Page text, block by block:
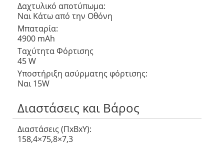
Δαχτυλικό αποτύπωμα:
Ναι Κάτω από την Οθόνη
Μπαταρία:
4900 mAh
Ταχύτητα Φόρτισης
45 W
Υποστήριξη ασύρματης φόρτισης:
Ναι 15W
Διαστάσεις και Βάρος
Διαστάσεις (ΠxΒxΥ):
158,4×75,8×7,3